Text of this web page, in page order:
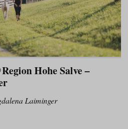
Hohe Salve –
Laiminger